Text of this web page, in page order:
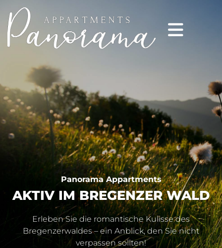
Panorama Appartments
AKTIV IM BREGENZER WALD
Erleben Sie die romantische Kulisse des
Bregenzerwaldes – ein Anblick, den Sie nicht
verpassen sollten!